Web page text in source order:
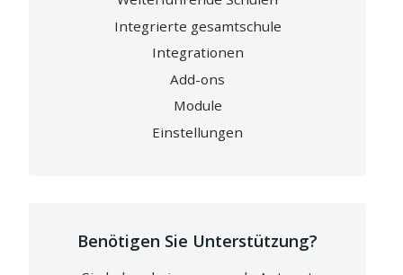
Integrierte gesamtschule
Integrationen
Add-ons
Module
Einstellungen
Benötigen Sie Unterstützung?